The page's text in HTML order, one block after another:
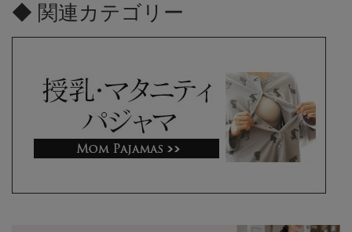
◆ 関連カテゴリー